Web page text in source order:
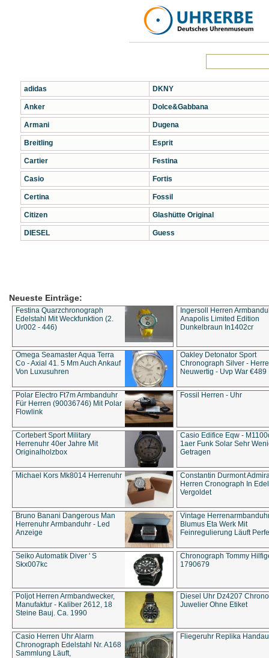
adidas
Anker
Armani
Breitling
Cartier
Casio
Certina
Citizen
DIESEL
DKNY
Dolce&Gabbana
Dugena
Esprit
Festina
Fortis
Fossil
Glashütte Original
Guess
Neueste Einträge:
Festina Quarzchronograph
Edelstahl Mit Weckfunktion (2.
Ur002 - 446)
Ingersoll Herren
Anapolis Limited Edition
Dunkelbraun In1402cr
Omega Seamaster Aqua Terra
Co - Axial 41. 5 Mm Auch Ankauf
Von Luxusuhren
Oakley Detonator Sport
Chronograph Silver -
Neuwertig - Uvp War €489
Polar Electro Ft7m Armbanduhr
Für Herren (90036746) Mit Polar
Flowlink
Fossil Herren - Uhr
Cortebert Sport Military
Herrenuhr 40er Jahre Mit
Originalholzbox
Casio Edifice Eqw -
1aer Funk Solar Sehr
Getragen
Michael Kors Mk8014 Herrenuhr
Constantin Durmont
Herren Cronograph In
Vergoldet
Bruno Banani Dangerous Man
Herrenuhr Armbanduhr - Led
Anzeige
Vintage
Blumus Eta Werk Mit
Feinregulierung Läuft
Seiko Automatik Diver ' S
Skx007kc
Chronograph Tommy
1790679
Poljot Herren Armbandwecker,
Manufaktur - Kaliber 2612, 18
Steine Bauj. Ca. 1990
Diesel Uhr Dz4207
Juwelier Ohne Etiket
Casio Herren Uhr Alarm
Chronograph Edelstahl Nr. A168
Sammlung Läuft,
Fliegeruhr Replika